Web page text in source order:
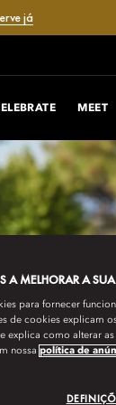
já
MEET
A MELHORAR A
para fornecer
de cookies explicam
explica como alterar
nossa política de